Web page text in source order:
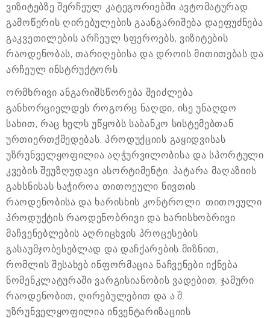
ვიზიტებზე შერჩეულ კატეგორიებში ავტომატურად.
გამოწერის ღირებულების გაანგარიშება დაეფუძნება
გაკვეთილების არჩეულ სფეროებს, ვიზიტების
რაოდენობას, თარიღებისა და დროის მითითებას და
არჩეულ ინსტრუქტორს.
ორმხრივი ანგარიშსწორება შეიძლება
განხორციელდეს როგორც ნაღდი, ისე უნაღდო
სახით, რაც ხელს უწყობს საბანკო სისტემებთან
ურთიერთქმედებას. პროდუქციის გაყიდვისას
უზრუნველყოფილია აღჭურვილობისა და სპორტული
კვების შეუზღუდავი ასორტიმენტი. პატარა მაღაზიის
გახსნისას საჭიროა თითოეული ნივთის
რაოდენობისა და ხარისხის კონტროლი. თითოეული
პროდუქტის რაოდენობრივი და ხარისხობრივი
მაჩვენებლების აღრიცხვის პროცესების
გასაუმჯობესებლად და დაჩქარების მიზნით,
რომლის შესახებ ინფორმაცია ნაჩვენები იქნება
ნომენკლატურაში ვარგისიანობის ვადებით, ჯამური
რაოდენობით, ღირებულებით და ა.შ.
უზრუნველყოფილია ინვენტარიზაციის